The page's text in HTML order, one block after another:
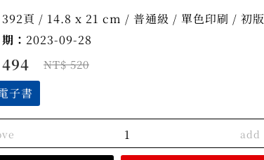
頁 / 14.8 x 21 cm / 普通級 / 單色印刷 / 初版
： 2023-09-28
NT$ 520
子書
add